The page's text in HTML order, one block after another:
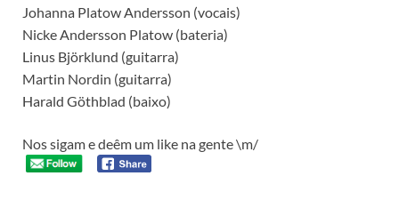
Johanna Platow Andersson (vocais)
Nicke Andersson Platow (bateria)
Linus Björklund (guitarra)
Martin Nordin (guitarra)
Harald Göthblad (baixo)
Nos sigam e deêm um like na gente \m/